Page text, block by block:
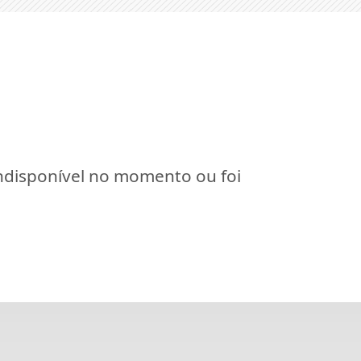
no momento ou foi